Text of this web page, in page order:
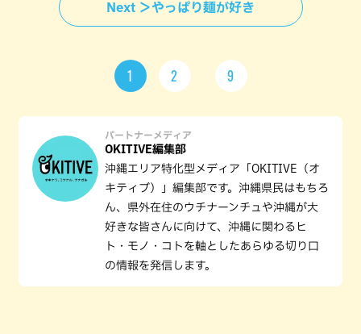
Next ＞やっぱり麺が好き
1 2 9
パートナーメディア
OKITIVE編集部
沖縄エリア特化型メディア「OKITIVE（オ
キティブ）」編集部です。沖縄県民はもちろ
ん、県外在住のウチナーンチュや沖縄が大
好きな皆さんに向けて、沖縄に関わるヒ
ト・モノ・コトを軸としたあらゆる切り口
の情報を発信します。